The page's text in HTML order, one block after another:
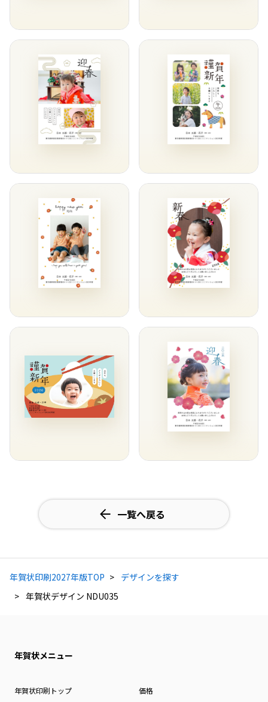
一覧へ戻る
年賀状印刷2027年版TOP
デザインを探す
年賀状デザイン NDU035
年賀状メニュー
年賀状印刷トップ 価格